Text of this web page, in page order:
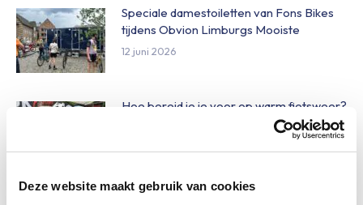
Deze website maakt gebruik van cookies
Speciale damestoiletten van Fons Bikes
tijdens Obvion Limburgs Mooiste
12 juni 2026
Hoe bereid je je voor op warm fietsweer?